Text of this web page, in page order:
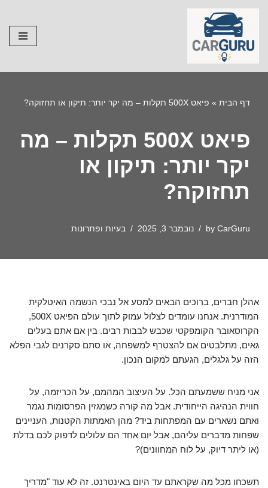
Skip
to
content
דף הבית » פיאט 500X תקלות – מה יקר יותר: תיקון או תחזוקה?
פיאט 500X תקלות – מה
יקר יותר: תיקון או
תחזוקה?
by CarGuru נובמבר 3, 2025 בעיות ופתרונות
אהלן חברים, ברוכים הבאים למסע אל נבכי הנשמה האיטלקית
המודרנית. אנחנו עומדים לצלול עמוק לתוך עולם הפיאט 500X,
הקרוסאובר הקומפקטי שכבש לבבות רבים. בין אם אתם בעלים
גאים, מתלבטים אם להצטרף למשפחה, או סתם סקרנים לגבי הפלא
הזה על גלגלים, הגעתם למקום הנכון.
אני מניח ששמעתם הכל. על העיצוב המהמם, על הכריזמה, על
חווית הנהיגה הייחודית. אבל מה קורה כשמגזין הפרסומות נגמר
ואתם נשארים עם המפתחות ביד? מהן האמתות הקטנות, העניינים
שפחות מדברים עליהם, אבל יום אחד הם עלולים לדפוק לכם בדלת
(או ליתר דיוק, על לוח המחוונים)?
תשכחו מכל מה שקראתם עד היום באינטרנט. זה לא עוד "מדריך